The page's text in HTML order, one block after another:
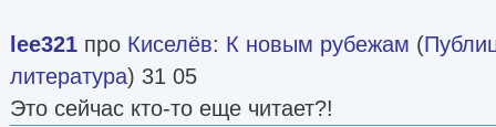
lee321 про Киселёв: К новым рубежам (
литература) 31 05
Это сейчас кто-то еще читает?!